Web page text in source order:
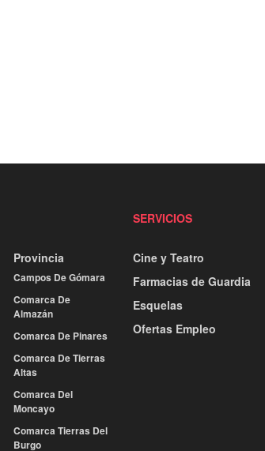
Provincia
Campos De Gómara
Comarca De
Almazán
Comarca De Pinares
Comarca De Tierras
Altas
Comarca Del
Moncayo
Comarca Tierras Del
Burgo
SERVICIOS
Cine y Teatro
Farmacias de Guardia
Esquelas
Ofertas Empleo